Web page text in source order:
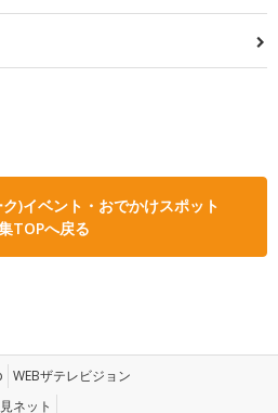
)イベント・おでかけスポット
TOPへ戻る
WEBザテレビジョン
ネット